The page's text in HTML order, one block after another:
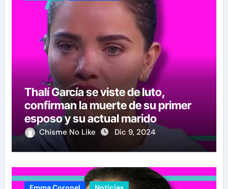
Thalí García se viste de luto,
confirman la muerte de su primer
esposo y su actual marido
reacciona a la noticia
Chisme No Like Dic 9, 2024